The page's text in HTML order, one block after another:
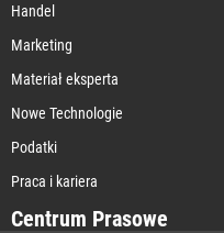
Handel
Marketing
Materiał eksperta
Nowe Technologie
Podatki
Praca i kariera
Centrum Prasowe